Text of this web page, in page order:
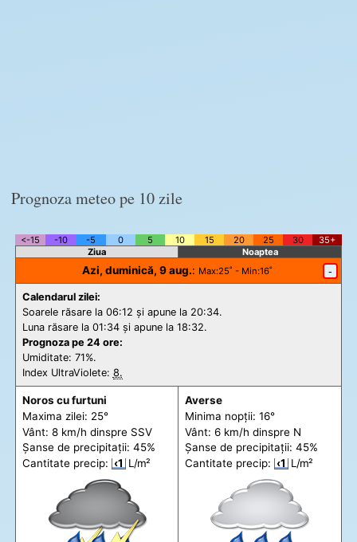
Prognoza meteo pe 10 zile
<-15 -10 -5 0 5 10 15 20 25 30
35+
Ziua
Noaptea
Azi, duminică, 9 aug.: Max:25˚ - Min:16˚ -
Calendarul zilei:
Soarele răsare la 06:12 și apune la 20:34.
Luna răsare la 01:34 și apune la 18:32.
Prognoza pe 24 ore:
Umiditate: 71%.
Index UltraViolete: 8.
Noros cu furtuni
Maxima zilei: 25°
Vânt: 8 km/h dinspre SSV
Șanse de precipitații: 45%
Cantitate precip: ‹1 L/m²
Averse
Minima nopții: 16°
Vânt: 6 km/h dinspre N
Șanse de precipitații: 45%
Cantitate precip: ‹1 L/m²